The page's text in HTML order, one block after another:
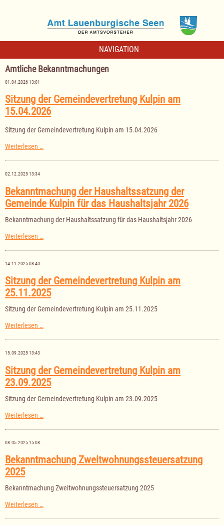
NAVIGATION
Amtliche Bekanntmachungen
01.04.2026 13:01
Sitzung der Gemeindevertretung Kulpin am
15.04.2026
Sitzung der Gemeindevertretung Kulpin am 15.04.2026
Weiterlesen …Sitzung
Gemeindevertretung
15.04.2026
02.12.2025 13:34
Bekanntmachung der Haushaltssatzung der
Gemeinde Kulpin für das Haushaltsjahr 2026
Bekanntmachung der Haushaltssatzung für das Haushaltsjahr 2026
Weiterlesen …
Haushaltssatzung
Kulpin
für
das
Haushaltsjahr
2026
14.11.2025 08:40
Sitzung der Gemeindevertretung Kulpin am
25.11.2025
Sitzung der Gemeindevertretung Kulpin am 25.11.2025
Weiterlesen …Sitzung
Gemeindevertretung
25.11.2025
15.09.2025 13:43
Sitzung der Gemeindevertretung Kulpin am
23.09.2025
Sitzung der Gemeindevertretung Kulpin am 23.09.2025
Weiterlesen …
Gemeindevertretung
23.09.2025
08.05.2025 15:08
Bekanntmachung Zweitwohnungssteuersatzung
2025
Bekanntmachung Zweitwohnungssteuersatzung 2025
Weiterlesen …
2025